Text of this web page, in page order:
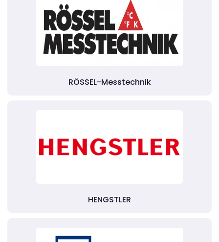
RÖSSEL-Messtechnik
HENGSTLER